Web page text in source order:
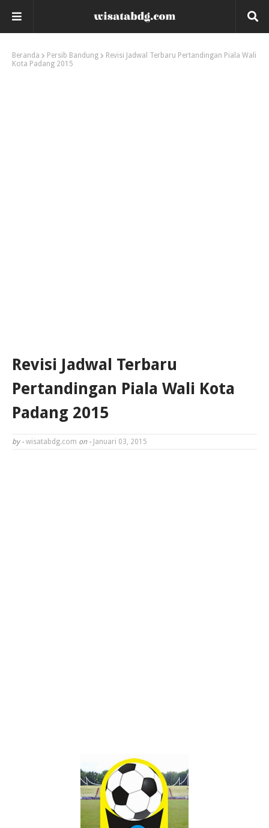
Beranda Persib Bandung
Revisi Jadwal Terbaru Pertandingan Piala Wali
Kota Padang 2015
Revisi Jadwal Terbaru
Pertandingan Piala Wali Kota
Padang 2015
by - wisatabdg.com on - Januari 03, 2015